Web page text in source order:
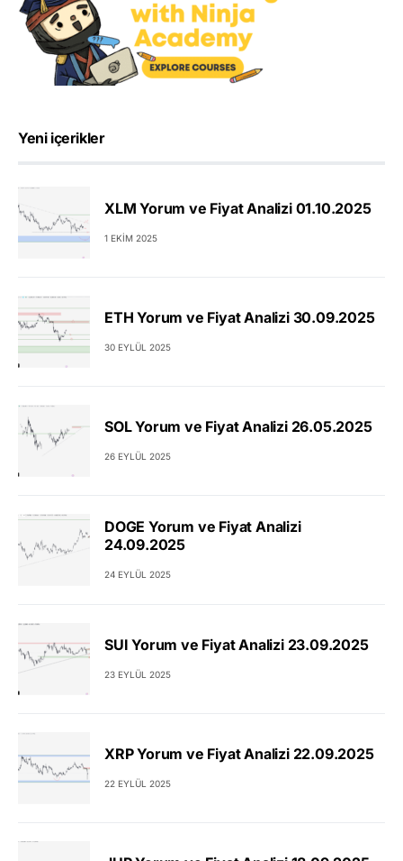
Yeni içerikler
XLM Yorum ve Fiyat Analizi 01.10.2025
1 EKIM 2025
ETH Yorum ve Fiyat Analizi 30.09.2025
30 EYLÜL 2025
SOL Yorum ve Fiyat Analizi 26.05.2025
26 EYLÜL 2025
DOGE Yorum ve Fiyat Analizi
24.09.2025
24 EYLÜL 2025
SUI Yorum ve Fiyat Analizi 23.09.2025
23 EYLÜL 2025
XRP Yorum ve Fiyat Analizi 22.09.2025
22 EYLÜL 2025